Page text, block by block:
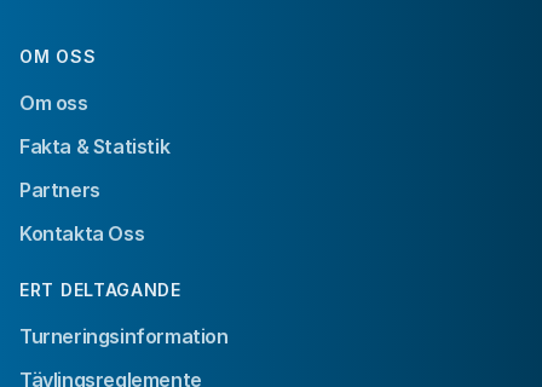
OM OSS
Om oss
Fakta & Statistik
Partners
Kontakta Oss
ERT DELTAGANDE
Turneringsinformation
Tävlingsreglemente